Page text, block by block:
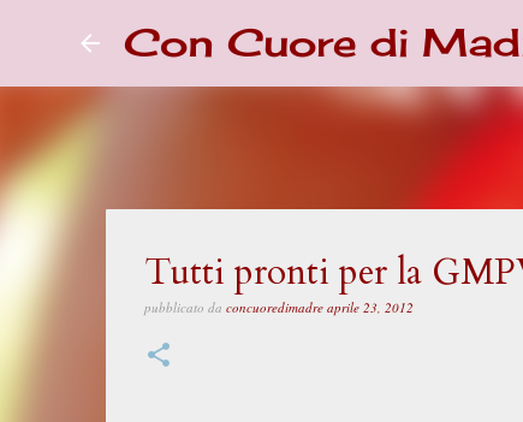
Con Cuore di
Tutti pronti per la
pubblicato da concuoredimadre aprile 23, 2012